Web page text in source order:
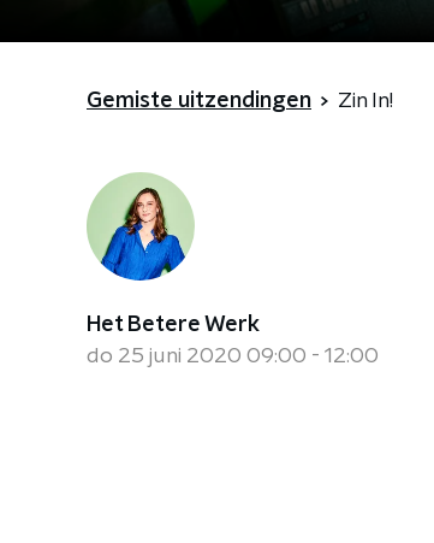
Gemiste uitzendingen Zin In!
Het Betere Werk
do 25 juni 2020 09:00 - 12:00